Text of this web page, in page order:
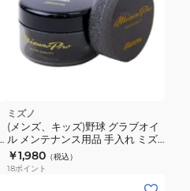
ミズノ
(メンズ、キッズ)野球 グラブオイ
ル メンテナンス用品 手入れ ミズ
ノプロ レザーコンディショナー
2ZG-569
￥1,980 （税込）
18ポイント